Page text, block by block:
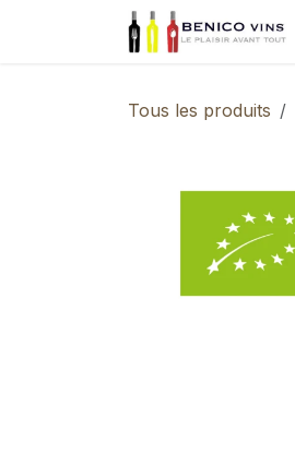
Se rendre au contenu
Tous les produits